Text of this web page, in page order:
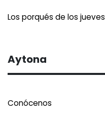
Los porqués de los jueves
Aytona
Conócenos